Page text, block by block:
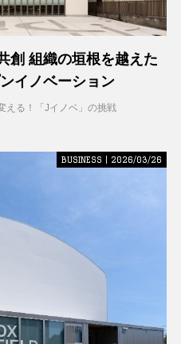
創 組織の垣根を越えた
イノベーション
える！「Jイノベ」の挑戦
BUSINESS | 2026/03/26